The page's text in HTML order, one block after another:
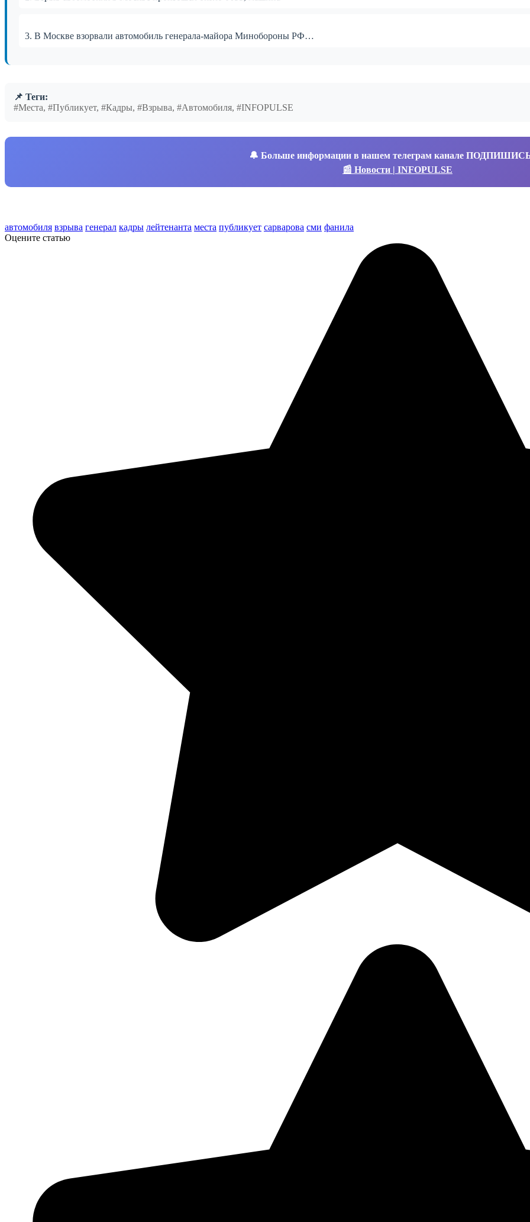
3. В Москве взорвали автомобиль генерала-майора Минобороны РФ…
📌 Теги:
#Места, #Публикует, #Кадры, #Взрыва, #Автомобиля, #INFOPULSE
🔔 Больше информации в нашем телеграм канале
📰 Новости | INFOPULSE
автомобиля взрыва генерал кадры лейтенанта места публикует сарварова сми фанила
Оцените статью